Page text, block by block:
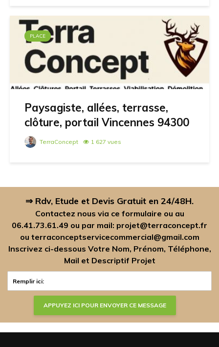
PLACE
Paysagiste, allées, terrasse,
clôture, portail Vincennes 94300
TerraConcept 1 627 vues
⇒ Rdv, Etude et Devis Gratuit en 24/48H.
Contactez nous via ce formulaire ou au
06.41.73.61.49 ou par mail: projet@terraconcept.fr
ou terraconceptservicecommercial@gmail.com
Inscrivez ci-dessous Votre Nom, Prénom, Téléphone,
Mail et Descriptif Projet